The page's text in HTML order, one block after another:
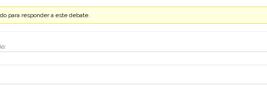
para responder a este debate.